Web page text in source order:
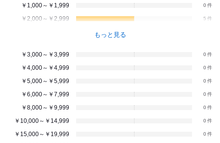
￥1,000～￥1,999 0
￥2,000～￥2,999 5
もっと見る
￥3,000～￥3,999 0
￥4,000～￥4,999 0
￥5,000～￥5,999 0
￥6,000～￥7,999 0
￥8,000～￥9,999 0
￥10,000～￥14,999 0
￥15,000～￥19,999 0